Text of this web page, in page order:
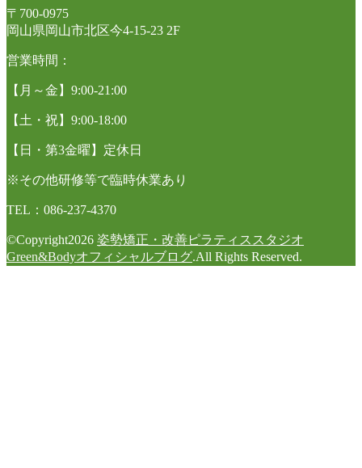
〒700-0975
岡山県岡山市北区今4-15-23 2F
営業時間：
【月～金】9:00-21:00
【土・祝】9:00-18:00
【日・第3金曜】定休日
※その他研修等で臨時休業あり
TEL：086-237-4370
©Copyright2026 姿勢矯正・改善ピラティススタジオ
Green&Bodyオフィシャルブログ.All Rights Reserved.